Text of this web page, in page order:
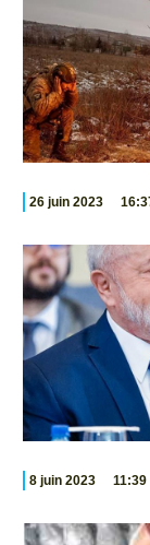
26 juin 2023
8 juin 2023 11:39